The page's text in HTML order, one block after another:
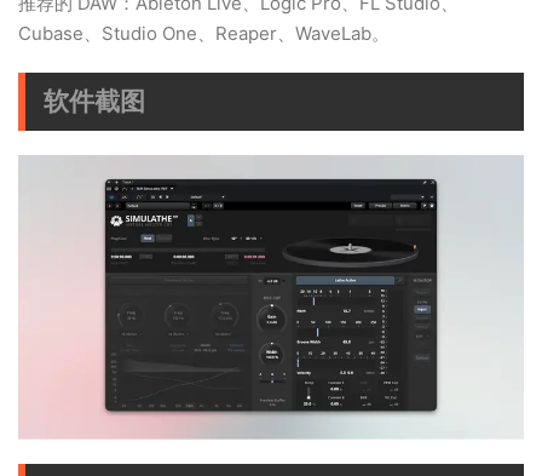
Cubase、Studio One、Reaper、WaveLab。
软件截图